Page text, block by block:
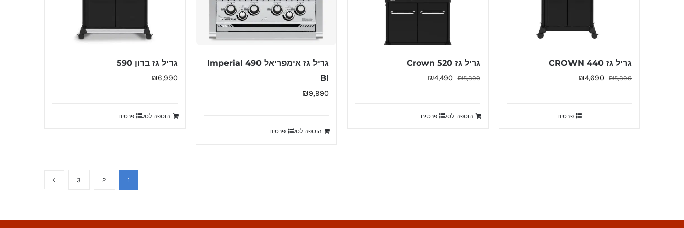
גריל גז CROWN 440
₪5,390
המחיר
₪5,390.
₪4,690
₪4,690.
פרטים
גריל גז Crown 520
₪5,390
המחיר
₪5,390.
₪4,490
₪4,490.
הוספה לסל פרטים
גריל גז אימפריאל Imperial 490
BI
₪9,990
הוספה לסל פרטים
גריל גז ברון 590
₪6,990
הוספה לסל פרטים
1
2
3